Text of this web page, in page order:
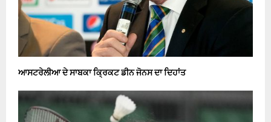
ਆਸਟਰੇਲੀਆ ਦੇ ਸਾਬਕਾ ਕ੍ਰਿਕਟ ਡੀਨ ਜੋਨਸ ਦਾ ਦਿਹਾਂਤ